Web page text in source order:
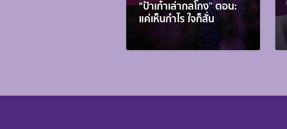
"ป้าเก๋าเล่ากลโกง” ตอน:
แค่เห็นกำไร ใจก็สั่น